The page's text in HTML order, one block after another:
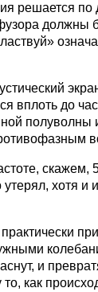
решается
вплоть до
полуволны
хотя
практически
и
как